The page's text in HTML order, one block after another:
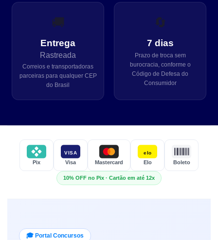
🚚
Entrega
Rastreada
Correios e transportadoras
parceiras para qualquer CEP
do Brasil
🔄
7 dias
Prazo de troca sem
burocracia, conforme o
Código de Defesa do
Consumidor
Pix
VISA
Visa Mastercard
elo
Elo Boleto
10% OFF no Pix · Cartão em até 12x
🎓 Portal Concursos